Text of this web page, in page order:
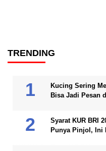
TRENDING
Kucing Sering
Bisa Jadi Pesan
Syarat KUR BRI
Punya Pinjol, Ini